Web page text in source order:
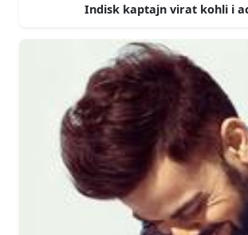
Indisk kaptajn virat kohli i